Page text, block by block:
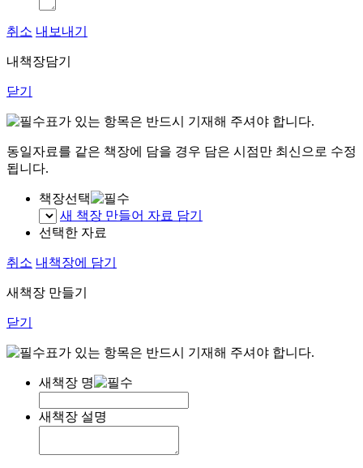
취소 내보내기
내책장담기
닫기
표가 있는 항목은 반드시 기재해 주셔야 합니다.
동일자료를 같은 책장에 담을 경우 담은 시점만 최신으로 수정
됩니다.
책장선택
새 책장 만들어 자료 담기
선택한 자료
취소 내책장에 담기
새책장 만들기
닫기
표가 있는 항목은 반드시 기재해 주셔야 합니다.
새책장 명
새책장 설명